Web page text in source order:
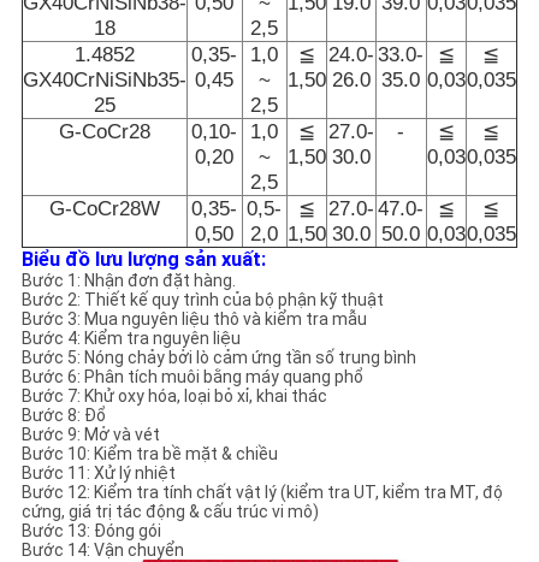
18
2,5
1.4852
GX40CrNiSiNb35-
25
0,35-
0,45
1,0
~
2,5
≦
1,50
24.0-
26.0
33.0-
35.0
≦
0,03
≦
0,035
G-CoCr28
0,10-
0,20
1,0
~
2,5
≦
1,50
27.0-
30.0
-
≦
0,03
≦
0,035
G-CoCr28W
0,35-
0,50
0,5-
2,0
≦
1,50
27.0-
30.0
47.0-
50.0
≦
0,03
≦
0,035
Biểu đồ lưu lượng sản xuất:
Bước 1: Nhận đơn đặt hàng.
Bước 2: Thiết kế quy trình của bộ phận kỹ thuật
Bước 3: Mua nguyên liệu thô và kiểm tra mẫu
Bước 4: Kiểm tra nguyên liệu
Bước 5: Nóng chảy bởi lò cảm ứng tần số trung bình
Bước 6: Phân tích muôi bằng máy quang phổ
Bước 7: Khử oxy hóa, loại bỏ xỉ, khai thác
Bước 8: Đổ
Bước 9: Mở và vét
Bước 10: Kiểm tra bề mặt & chiều
Bước 11: Xử lý nhiệt
Bước 12: Kiểm tra tính chất vật lý (kiểm tra UT, kiểm tra MT, độ
cứng, giá trị tác động & cấu trúc vi mô)
Bước 13: Đóng gói
Bước 14: Vận chuyển